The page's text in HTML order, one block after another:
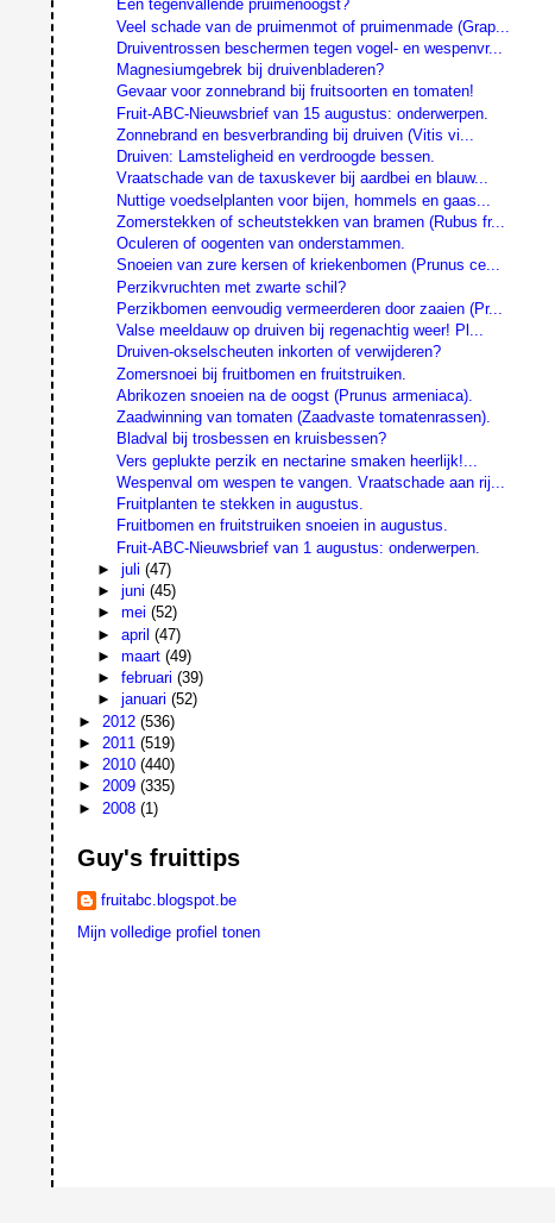
Een tegenvallende pruimenoogst?
Veel schade van de pruimenmot of pruimenmade (Grap...
Druiventrossen beschermen tegen vogel- en wespenvr...
Magnesiumgebrek bij druivenbladeren?
Gevaar voor zonnebrand bij fruitsoorten en tomaten!
Fruit-ABC-Nieuwsbrief van 15 augustus: onderwerpen.
Zonnebrand en besverbranding bij druiven (Vitis vi...
Druiven: Lamsteligheid en verdroogde bessen.
Vraatschade van de taxuskever bij aardbei en blauw...
Nuttige voedselplanten voor bijen, hommels en gaas...
Zomerstekken of scheutstekken van bramen (Rubus fr...
Oculeren of oogenten van onderstammen.
Snoeien van zure kersen of kriekenbomen (Prunus ce...
Perzikvruchten met zwarte schil?
Perzikbomen eenvoudig vermeerderen door zaaien (Pr...
Valse meeldauw op druiven bij regenachtig weer! Pl...
Druiven-okselscheuten inkorten of verwijderen?
Zomersnoei bij fruitbomen en fruitstruiken.
Abrikozen snoeien na de oogst (Prunus armeniaca).
Zaadwinning van tomaten (Zaadvaste tomatenrassen).
Bladval bij trosbessen en kruisbessen?
Vers geplukte perzik en nectarine smaken heerlijk!...
Wespenval om wespen te vangen. Vraatschade aan rij...
Fruitplanten te stekken in augustus.
Fruitbomen en fruitstruiken snoeien in augustus.
Fruit-ABC-Nieuwsbrief van 1 augustus: onderwerpen.
► juli (47)
► juni (45)
► mei (52)
► april (47)
► maart (49)
► februari (39)
► januari (52)
► 2012(536)
► 2011(519)
►2010(440)
►2009(335)
► 2008(1)
Guy's fruittips
fruitabc.blogspot.be
Mijn volledige profiel tonen